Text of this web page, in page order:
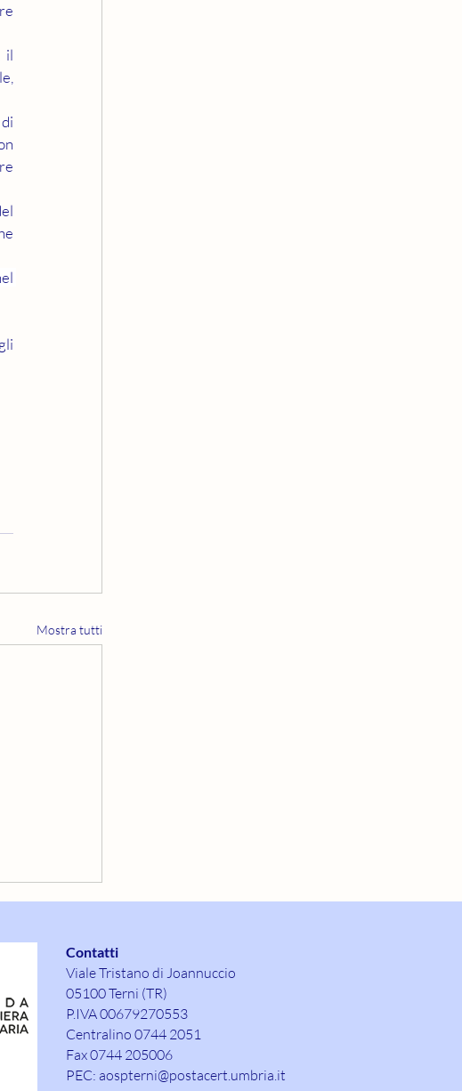
il
Mostra tutti
Contatti
Viale Tristano di Joannuccio
05100 Terni (TR)
P.IVA 00679270553
Centralino 0744 2051
Fax 0744 205006
PEC: aospterni@postacert.umbria.it